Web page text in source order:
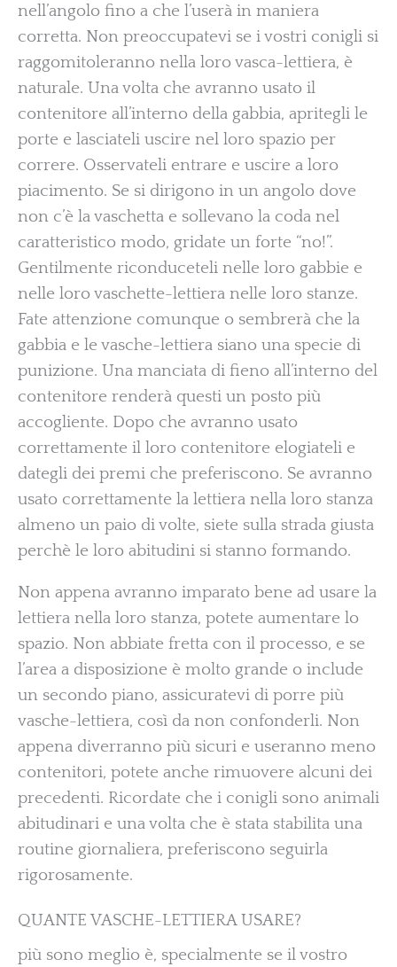
nell’angolo fino a che l’userà in maniera
corretta. Non preoccupatevi se i vostri conigli si
raggomitoleranno nella loro vasca-lettiera, è
naturale. Una volta che avranno usato il
contenitore all’interno della gabbia, apritegli le
porte e lasciateli uscire nel loro spazio per
correre. Osservateli entrare e uscire a loro
piacimento. Se si dirigono in un angolo dove
non c’è la vaschetta e sollevano la coda nel
caratteristico modo, gridate un forte “no!”.
Gentilmente riconduceteli nelle loro gabbie e
nelle loro vaschette-lettiera nelle loro stanze.
Fate attenzione comunque o sembrerà che la
gabbia e le vasche-lettiera siano una specie di
punizione. Una manciata di fieno all’interno del
contenitore renderà questi un posto più
accogliente. Dopo che avranno usato
correttamente il loro contenitore elogiateli e
dategli dei premi che preferiscono. Se avranno
usato correttamente la lettiera nella loro stanza
almeno un paio di volte, siete sulla strada giusta
perchè le loro abitudini si stanno formando.
Non appena avranno imparato bene ad usare la
lettiera nella loro stanza, potete aumentare lo
spazio. Non abbiate fretta con il processo, e se
l’area a disposizione è molto grande o include
un secondo piano, assicuratevi di porre più
vasche-lettiera, così da non confonderli. Non
appena diverranno più sicuri e useranno meno
contenitori, potete anche rimuovere alcuni dei
precedenti. Ricordate che i conigli sono animali
abitudinari e una volta che è stata stabilita una
routine giornaliera, preferiscono seguirla
rigorosamente.
QUANTE VASCHE-LETTIERA USARE?
più sono meglio è, specialmente se il vostro